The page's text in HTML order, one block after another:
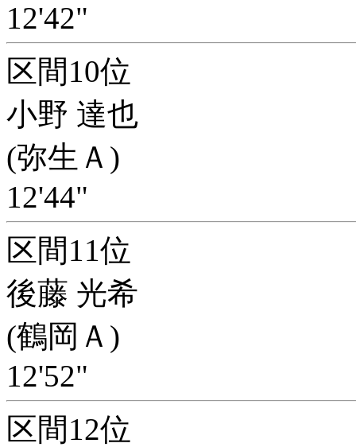
12'42"
区間10位
小野 達也
(弥生Ａ)
12'44"
区間11位
後藤 光希
(鶴岡Ａ)
12'52"
区間12位